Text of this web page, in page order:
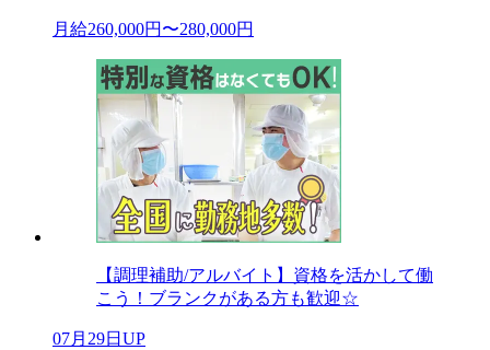
月給260,000円〜280,000円
【調理補助/アルバイト】資格を活かして働
こう！ブランクがある方も歓迎☆
07月29日UP